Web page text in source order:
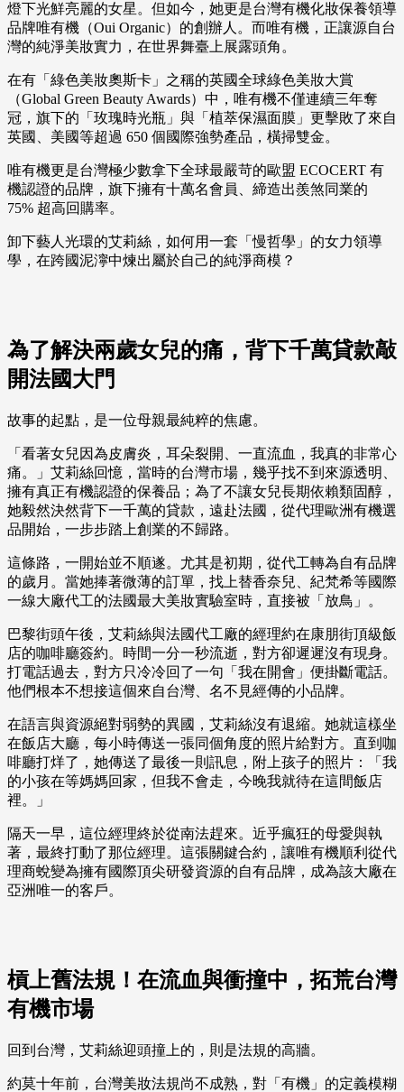
燈下光鮮亮麗的女星。但如今，她更是台灣有機化妝保養領導
品牌唯有機（Oui Organic）的創辦人。而唯有機，正讓源自台
灣的純淨美妝實力，在世界舞臺上展露頭角。
在有「綠色美妝奧斯卡」之稱的英國全球綠色美妝大賞
（Global Green Beauty Awards）中，唯有機不僅連續三年奪
冠，旗下的「玫瑰時光瓶」與「植萃保濕面膜」更擊敗了來自
英國、美國等超過 650 個國際強勢產品，橫掃雙金。
唯有機更是台灣極少數拿下全球最嚴苛的歐盟 ECOCERT 有
機認證的品牌，旗下擁有十萬名會員、締造出羨煞同業的
75% 超高回購率。
卸下藝人光環的艾莉絲，如何用一套「慢哲學」的女力領導
學，在跨國泥濘中煉出屬於自己的純淨商模？
為了解決兩歲女兒的痛，背下千萬貸款敲
開法國大門
故事的起點，是一位母親最純粹的焦慮。
「看著女兒因為皮膚炎，耳朵裂開、一直流血，我真的非常心
痛。」艾莉絲回憶，當時的台灣市場，幾乎找不到來源透明、
擁有真正有機認證的保養品；為了不讓女兒長期依賴類固醇，
她毅然決然背下一千萬的貸款，遠赴法國，從代理歐洲有機選
品開始，一步步踏上創業的不歸路。
這條路，一開始並不順遂。尤其是初期，從代工轉為自有品牌
的歲月。當她捧著微薄的訂單，找上替香奈兒、紀梵希等國際
一線大廠代工的法國最大美妝實驗室時，直接被「放鳥」。
巴黎街頭午後，艾莉絲與法國代工廠的經理約在康朋街頂級飯
店的咖啡廳簽約。時間一分一秒流逝，對方卻遲遲沒有現身。
打電話過去，對方只冷冷回了一句「我在開會」便掛斷電話。
他們根本不想接這個來自台灣、名不見經傳的小品牌。
在語言與資源絕對弱勢的異國，艾莉絲沒有退縮。她就這樣坐
在飯店大廳，每小時傳送一張同個角度的照片給對方。直到咖
啡廳打烊了，她傳送了最後一則訊息，附上孩子的照片：「我
的小孩在等媽媽回家，但我不會走，今晚我就待在這間飯店
裡。」
隔天一早，這位經理終於從南法趕來。近乎瘋狂的母愛與執
著，最終打動了那位經理。這張關鍵合約，讓唯有機順利從代
理商蛻變為擁有國際頂尖研發資源的自有品牌，成為該大廠在
亞洲唯一的客戶。
槓上舊法規！在流血與衝撞中，拓荒台灣
有機市場
回到台灣，艾莉絲迎頭撞上的，則是法規的高牆。
約莫十年前，台灣美妝法規尚不成熟，對「有機」的定義模糊